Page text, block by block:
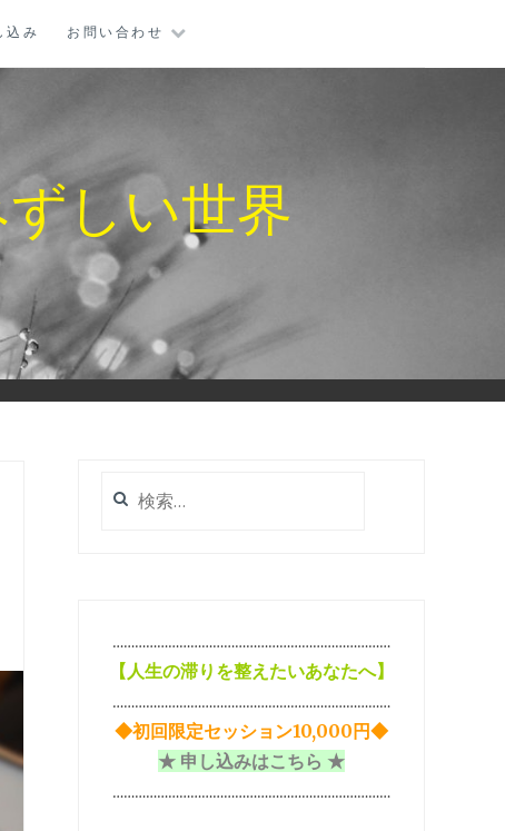
込み お問い合わせ
しい世界
索:
…………………………………………………………………
【人生の滞りを整えたいあなたへ】
…………………………………………………………………
◆初回限定セッション10,000円◆
★ 申し込みはこちら ★
…………………………………………………………………